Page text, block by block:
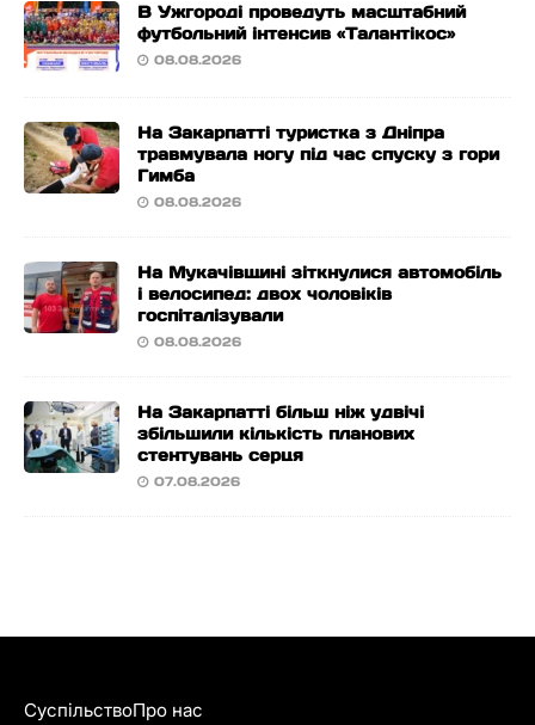
В Ужгороді проведуть масштабний
футбольний інтенсив «Талантікос»
08.08.2026
На Закарпатті туристка з Дніпра
травмувала ногу під час спуску з гори
Гимба
08.08.2026
На Мукачівщині зіткнулися автомобіль
і велосипед: двох чоловіків
госпіталізували
08.08.2026
На Закарпатті більш ніж удвічі
збільшили кількість планових
стентувань серця
07.08.2026
СуспільствоПро нас